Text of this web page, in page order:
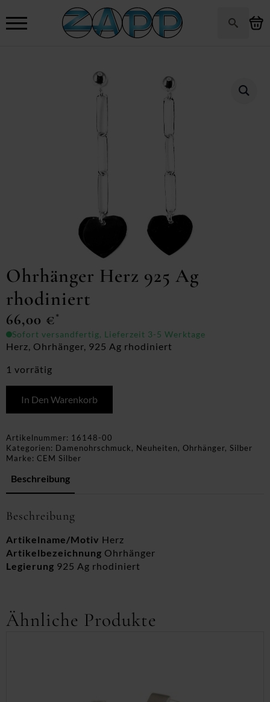
Ohrhänger Herz 925 Ag
rhodiniert
66,00 €*
Sofort versandfertig, Lieferzeit 3-5 Werktage
Herz, Ohrhänger, 925 Ag rhodiniert
1 vorrätig
In Den Warenkorb
Artikelnummer: 16148-00
Kategorien: Damenohrschmuck, Neuheiten, Ohrhänger, Silber
Marke: CEM Silber
Beschreibung
Beschreibung
Artikelname/Motiv Herz
Artikelbezeichnung Ohrhänger
Legierung 925 Ag rhodiniert
Ähnliche Produkte